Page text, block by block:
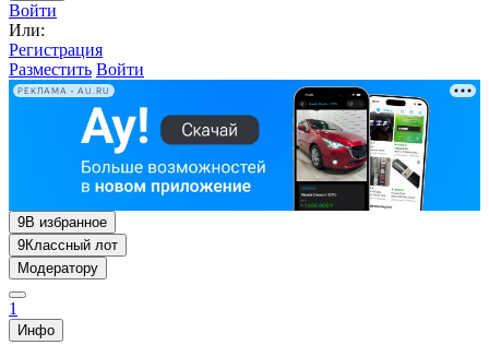
Войти
Или:
Регистрация
Разместить Войти
РЕКЛАМА • AU.RU
9В избранное
9Классный лот
Модератору
1
Инфо